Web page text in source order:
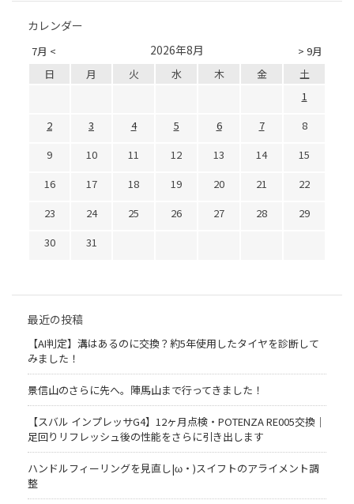
カレンダー
7月 < > 9月
2026年8月
日 月 火 水 木 金
土
1
2
3 4 5 6 7
8
9
10 11 12 13 14
15
16
17 18 19 20 21
22
23
24 25 26 27 28
29
30
31
最近の投稿
【AI判定】溝はあるのに交換？約5年使用したタイヤを診断して
みました！
景信山のさらに先へ。陣馬山まで行ってきました！
【スバル インプレッサG4】12ヶ月点検・POTENZA RE005交換｜
足回りリフレッシュ後の性能をさらに引き出します
ハンドルフィーリングを見直し|ω・)スイフトのアライメント調
整